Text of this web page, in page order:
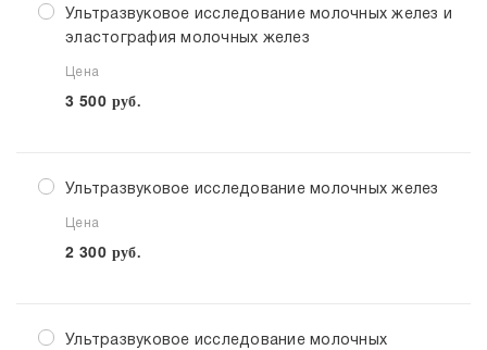
Ультразвуковое исследование молочных желез и
эластография молочных желез
Цена
3 500 руб.
Ультразвуковое исследование молочных желез
Цена
2 300 руб.
Ультразвуковое исследование молочных